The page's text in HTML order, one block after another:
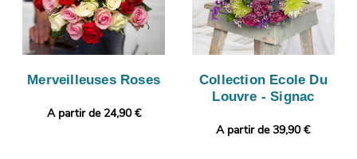
Merveilleuses Roses
A partir de 24,90 €
Collection Ecole Du
Louvre - Signac
A partir de 39,90 €